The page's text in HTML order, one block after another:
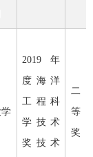
2019 年
度海洋
工程科
学技术
奖技术
二
等
奖